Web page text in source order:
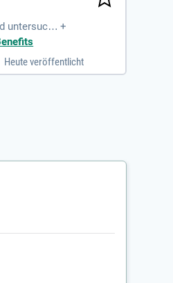
untersuche +
Heute veröffentlicht